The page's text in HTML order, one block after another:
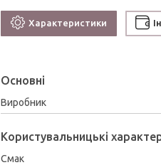
Характеристики
Основні
Виробник
Користувальницькі
Смак